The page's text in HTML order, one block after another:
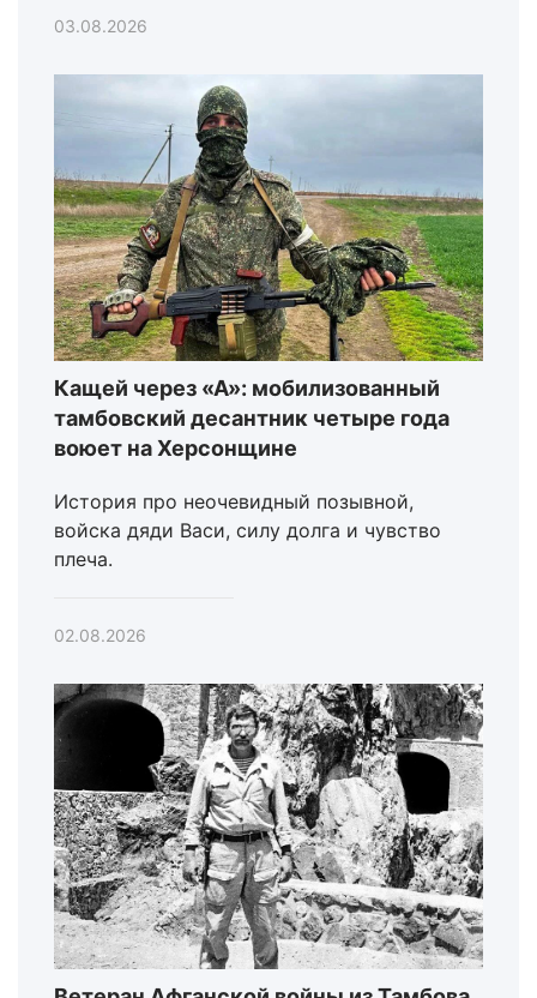
03.08.2026
Кащей через «А»: мобилизованный
тамбовский десантник четыре года
воюет на Херсонщине
История про неочевидный позывной,
войска дяди Васи, силу долга и чувство
плеча.
02.08.2026